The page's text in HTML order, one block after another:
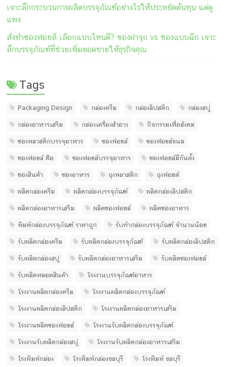
เจาะลึกกระบวนการผลิตบรรจุภัณฑ์อย่างไรให้ประหยัดต้นทุน แต่ดู
แพง
สั่งทำซองฟอยล์ เลือกแบบไหนดี? ซองฝาจุก vs ซองแบบฉีก เจาะ
ลึกบรรจุภัณฑ์ที่ช่วยเพิ่มยอดขายให้ธุรกิจคุณ
Tags
Packaging Design กล่องครีม กล่องลิปสติก กล่องสบู่
กล่องอาหารเสริม กล่องเครื่องสำอาง กิจกรรมเพื่อสังคม
ซองพลาสติกบรรจุอาหาร ซองฟอยล์ ซองฟอยล์ขนม
ซองฟอยล์ คือ ซองฟอยล์บรรจุอาหาร ซองฟอยล์มีก้นตั้ง
ซองสินค้า ซองอาหาร ถุงพลาสติก ถุงฟอยด์
ผลิตกล่องครีม ผลิตกล่องบรรจุภัณฑ์ ผลิตกล่องลิปสติก
ผลิตกล่องอาหารเสริม ผลิตซองฟอยล์ ผลิตซองอาหาร
พิมพ์กล่องบรรจุภัณฑ์ ราคาถูก รับทํากล่องบรรจุภัณฑ์ จํานวนน้อย
รับผลิตกล่องครีม รับผลิตกล่องบรรจุภัณฑ์ รับผลิตกล่องลิปสติก
รับผลิตกล่องสบู่ รับผลิตกล่องอาหารเสริม รับผลิตซองฟอยล์
รับผลิตหลอดสินค้า โรงงานบรรจุภัณฑ์อาหาร
โรงงานผลิตกล่องครีม โรงงานผลิตกล่องบรรจุภัณฑ์
โรงงานผลิตกล่องลิปสติก โรงงานผลิตกล่องอาหารเสริม
โรงงานผลิตซองฟอยล์ โรงงานรับผลิตกล่องบรรจุภัณฑ์
โรงงานรับผลิตกล่องสบู่ โรงงานรับผลิตกล่องอาหารเสริม
โรงพิมพ์กล่อง โรงพิมพ์กล่องชลบุรี โรงพิมพ์ ชลบุรี